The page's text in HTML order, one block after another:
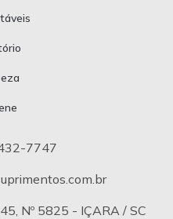
7747
Nº 5825 - IÇARA / SC